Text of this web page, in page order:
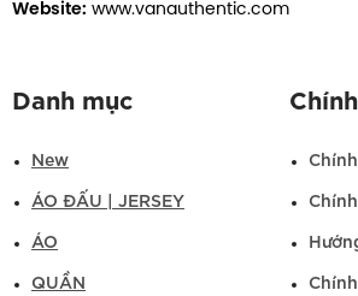
Website: www.vanauthentic.com
Danh mục
New
ÁO ĐẤU | JERSEY
ÁO
QUẦN